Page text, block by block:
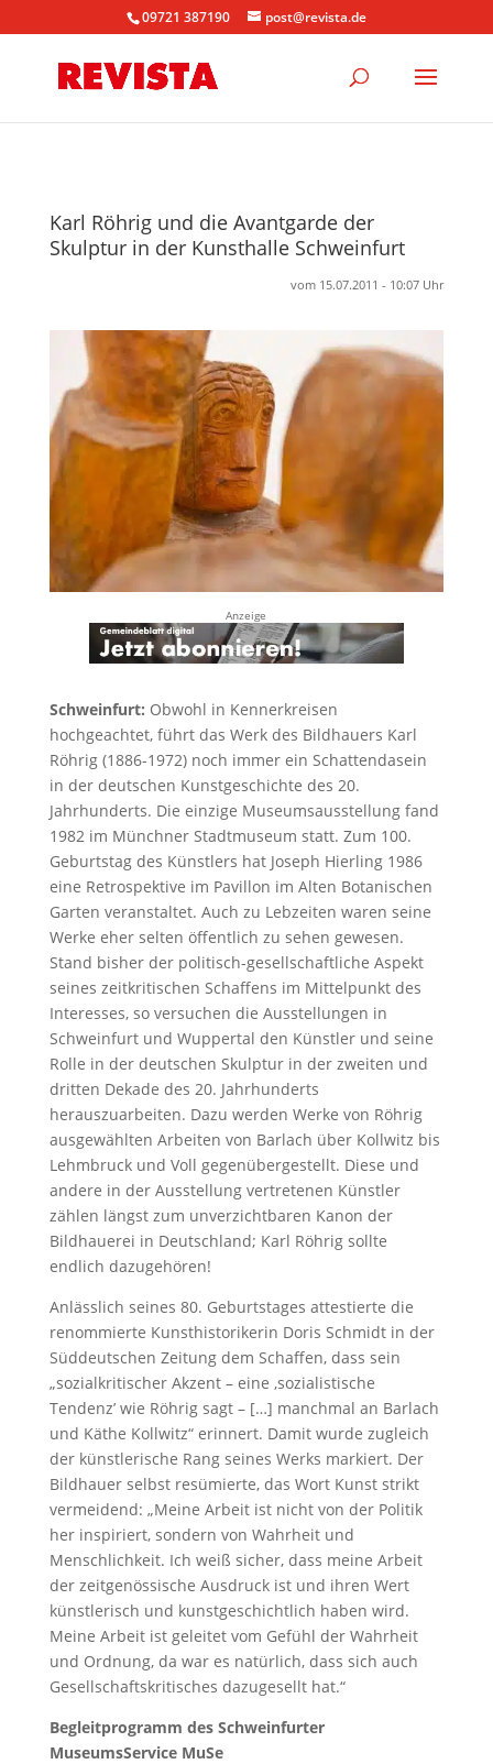
09721 387190 post@revista.de
Karl Röhrig und die Avantgarde der
Skulptur in der Kunsthalle Schweinfurt
vom 15.07.2011 - 10:07 Uhr
Anzeige
Schweinfurt: Obwohl in Kennerkreisen
hochgeachtet, führt das Werk des Bildhauers Karl
Röhrig (1886-1972) noch immer ein Schattendasein
in der deutschen Kunstgeschichte des 20.
Jahrhunderts. Die einzige Museumsausstellung fand
1982 im Münchner Stadtmuseum statt. Zum 100.
Geburtstag des Künstlers hat Joseph Hierling 1986
eine Retrospektive im Pavillon im Alten Botanischen
Garten veranstaltet. Auch zu Lebzeiten waren seine
Werke eher selten öffentlich zu sehen gewesen.
Stand bisher der politisch-gesellschaftliche Aspekt
seines zeitkritischen Schaffens im Mittelpunkt des
Interesses, so versuchen die Ausstellungen in
Schweinfurt und Wuppertal den Künstler und seine
Rolle in der deutschen Skulptur in der zweiten und
dritten Dekade des 20. Jahrhunderts
herauszuarbeiten. Dazu werden Werke von Röhrig
ausgewählten Arbeiten von Barlach über Kollwitz bis
Lehmbruck und Voll gegenübergestellt. Diese und
andere in der Ausstellung vertretenen Künstler
zählen längst zum unverzichtbaren Kanon der
Bildhauerei in Deutschland; Karl Röhrig sollte
endlich dazugehören!
Anlässlich seines 80. Geburtstages attestierte die
renommierte Kunsthistorikerin Doris Schmidt in der
Süddeutschen Zeitung dem Schaffen, dass sein
„sozialkritischer Akzent – eine ‚sozialistische
Tendenz’ wie Röhrig sagt – […] manchmal an Barlach
und Käthe Kollwitz“ erinnert. Damit wurde zugleich
der künstlerische Rang seines Werks markiert. Der
Bildhauer selbst resümierte, das Wort Kunst strikt
vermeidend: „Meine Arbeit ist nicht von der Politik
her inspiriert, sondern von Wahrheit und
Menschlichkeit. Ich weiß sicher, dass meine Arbeit
der zeitgenössische Ausdruck ist und ihren Wert
künstlerisch und kunstgeschichtlich haben wird.
Meine Arbeit ist geleitet vom Gefühl der Wahrheit
und Ordnung, da war es natürlich, dass sich auch
Gesellschaftskritisches dazugesellt hat.“
Begleitprogramm des Schweinfurter
MuseumsService MuSe